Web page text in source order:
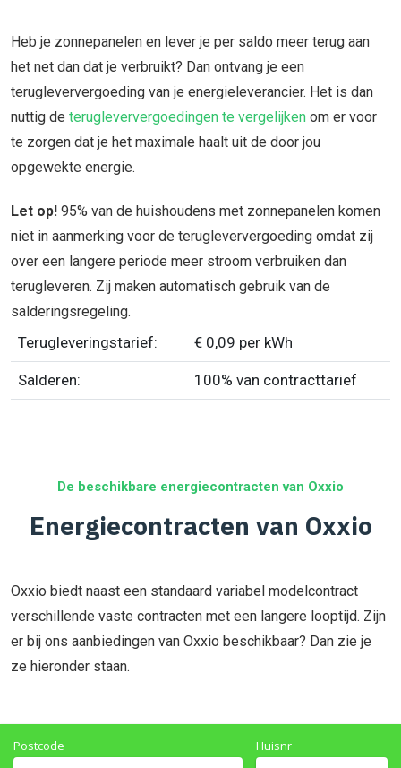
Heb je zonnepanelen en lever je per saldo meer terug aan
het net dan dat je verbruikt? Dan ontvang je een
terugleververgoeding van je energieleverancier. Het is dan
nuttig de terugleververgoedingen te vergelijken om er voor
te zorgen dat je het maximale haalt uit de door jou
opgewekte energie.
Let op! 95% van de huishoudens met zonnepanelen komen
niet in aanmerking voor de terugleververgoeding omdat zij
over een langere periode meer stroom verbruiken dan
terugleveren. Zij maken automatisch gebruik van de
salderingsregeling.
Terugleveringstarief: € 0,09 per kWh
Salderen: 100% van contracttarief
De beschikbare energiecontracten van Oxxio
Energiecontracten van Oxxio
Oxxio biedt naast een standaard variabel modelcontract
verschillende vaste contracten met een langere looptijd. Zijn
er bij ons aanbiedingen van Oxxio beschikbaar? Dan zie je
ze hieronder staan.
Postcode Huisnr